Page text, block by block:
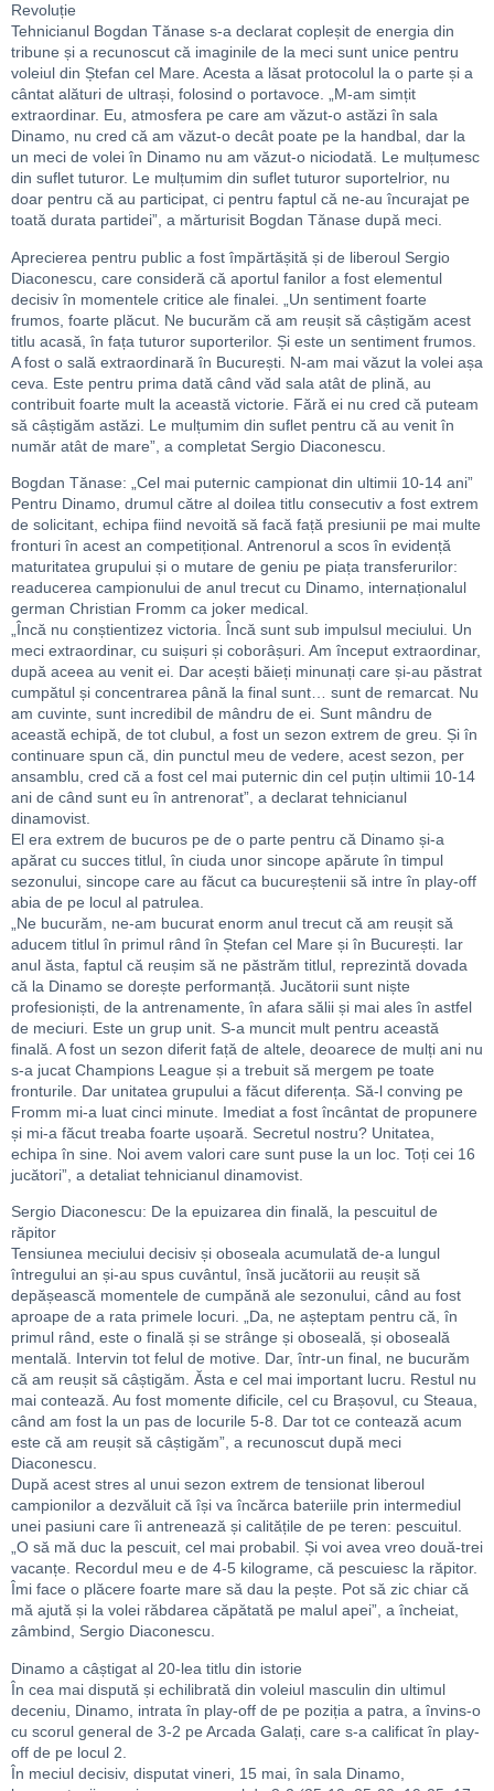
Revoluție
Tehnicianul Bogdan Tănase s-a declarat copleșit de energia din
tribune și a recunoscut că imaginile de la meci sunt unice pentru
voleiul din Ștefan cel Mare. Acesta a lăsat protocolul la o parte și a
cântat alături de ultrași, folosind o portavoce. „M-am simțit
extraordinar. Eu, atmosfera pe care am văzut-o astăzi în sala
Dinamo, nu cred că am văzut-o decât poate pe la handbal, dar la
un meci de volei în Dinamo nu am văzut-o niciodată. Le mulțumesc
din suflet tuturor. Le mulțumim din suflet tuturor suportelrior, nu
doar pentru că au participat, ci pentru faptul că ne-au încurajat pe
toată durata partidei”, a mărturisit Bogdan Tănase după meci.
Aprecierea pentru public a fost împărtășită și de liberoul Sergio
Diaconescu, care consideră că aportul fanilor a fost elementul
decisiv în momentele critice ale finalei. „Un sentiment foarte
frumos, foarte plăcut. Ne bucurăm că am reușit să câștigăm acest
titlu acasă, în fața tuturor suporterilor. Și este un sentiment frumos.
A fost o sală extraordinară în București. N-am mai văzut la volei așa
ceva. Este pentru prima dată când văd sala atât de plină, au
contribuit foarte mult la această victorie. Fără ei nu cred că puteam
să câștigăm astăzi. Le mulțumim din suflet pentru că au venit în
număr atât de mare”, a completat Sergio Diaconescu.
Bogdan Tănase: „Cel mai puternic campionat din ultimii 10-14 ani”
Pentru Dinamo, drumul către al doilea titlu consecutiv a fost extrem
de solicitant, echipa fiind nevoită să facă față presiunii pe mai multe
fronturi în acest an competițional. Antrenorul a scos în evidență
maturitatea grupului și o mutare de geniu pe piața transferurilor:
readucerea campionului de anul trecut cu Dinamo, internaționalul
german Christian Fromm ca joker medical.
„Încă nu conștientizez victoria. Încă sunt sub impulsul meciului. Un
meci extraordinar, cu suișuri și coborâșuri. Am început extraordinar,
după aceea au venit ei. Dar acești băieți minunați care și-au păstrat
cumpătul și concentrarea până la final sunt… sunt de remarcat. Nu
am cuvinte, sunt incredibil de mândru de ei. Sunt mândru de
această echipă, de tot clubul, a fost un sezon extrem de greu. Și în
continuare spun că, din punctul meu de vedere, acest sezon, per
ansamblu, cred că a fost cel mai puternic din cel puțin ultimii 10-14
ani de când sunt eu în antrenorat”, a declarat tehnicianul
dinamovist.
El era extrem de bucuros pe de o parte pentru că Dinamo și-a
apărat cu succes titlul, în ciuda unor sincope apărute în timpul
sezonului, sincope care au făcut ca bucureștenii să intre în play-off
abia de pe locul al patrulea.
„Ne bucurăm, ne-am bucurat enorm anul trecut că am reușit să
aducem titlul în primul rând în Ștefan cel Mare și în București. Iar
anul ăsta, faptul că reușim să ne păstrăm titlul, reprezintă dovada
că la Dinamo se dorește performanță. Jucătorii sunt niște
profesioniști, de la antrenamente, în afara sălii și mai ales în astfel
de meciuri. Este un grup unit. S-a muncit mult pentru această
finală. A fost un sezon diferit față de altele, deoarece de mulți ani nu
s-a jucat Champions League și a trebuit să mergem pe toate
fronturile. Dar unitatea grupului a făcut diferența. Să-l conving pe
Fromm mi-a luat cinci minute. Imediat a fost încântat de propunere
și mi-a făcut treaba foarte ușoară. Secretul nostru? Unitatea,
echipa în sine. Noi avem valori care sunt puse la un loc. Toți cei 16
jucători”, a detaliat tehnicianul dinamovist.
Sergio Diaconescu: De la epuizarea din finală, la pescuitul de
răpitor
Tensiunea meciului decisiv și oboseala acumulată de-a lungul
întregului an și-au spus cuvântul, însă jucătorii au reușit să
depășească momentele de cumpănă ale sezonului, când au fost
aproape de a rata primele locuri. „Da, ne așteptam pentru că, în
primul rând, este o finală și se strânge și oboseală, și oboseală
mentală. Intervin tot felul de motive. Dar, într-un final, ne bucurăm
că am reușit să câștigăm. Ăsta e cel mai important lucru. Restul nu
mai contează. Au fost momente dificile, cel cu Brașovul, cu Steaua,
când am fost la un pas de locurile 5-8. Dar tot ce contează acum
este că am reușit să câștigăm”, a recunoscut după meci
Diaconescu.
După acest stres al unui sezon extrem de tensionat liberoul
campionilor a dezvăluit că își va încărca bateriile prin intermediul
unei pasiuni care îi antrenează și calitățile de pe teren: pescuitul.
„O să mă duc la pescuit, cel mai probabil. Și voi avea vreo două-trei
vacanțe. Recordul meu e de 4-5 kilograme, că pescuiesc la răpitor.
Îmi face o plăcere foarte mare să dau la pește. Pot să zic chiar că
mă ajută și la volei răbdarea căpătată pe malul apei”, a încheiat,
zâmbind, Sergio Diaconescu.
Dinamo a câștigat al 20-lea titlu din istorie
În cea mai dispută și echilibrată din voleiul masculin din ultimul
deceniu, Dinamo, intrata în play-off de pe poziția a patra, a învins-o
cu scorul general de 3-2 pe Arcada Galați, care s-a calificat în play-
off de pe locul 2.
În meciul decisiv, disputat vineri, 15 mai, în sala Dinamo,